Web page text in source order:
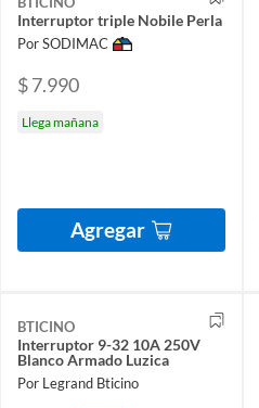
Interruptor triple Nobile Perla
Por SODIMAC
$ 7.990
Llega mañana
Agregar
BTICINO
Interruptor 9-32 10A 250V
Blanco Armado Luzica
Por Legrand Bticino